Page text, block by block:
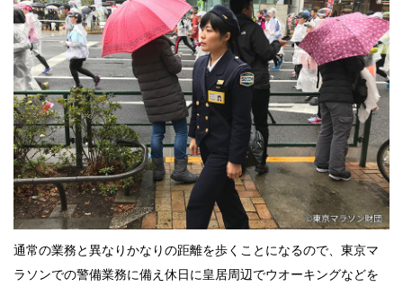
通常の業務と異なりかなりの距離を歩くことになるので、東京マ
ラソンでの警備業務に備え休日に皇居周辺でウオーキングなどを